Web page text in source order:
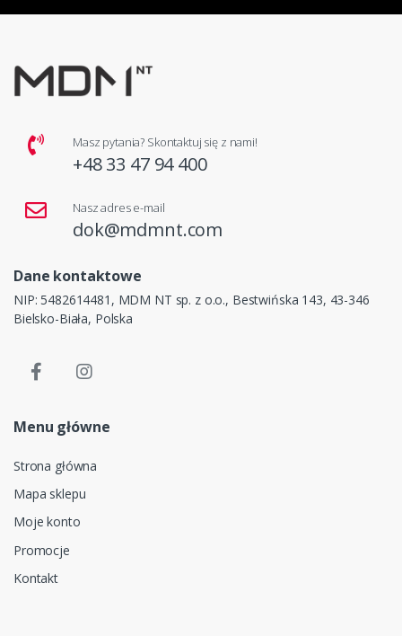
Masz pytania? Skontaktuj się z nami!
+48 33 47 94 400
Nasz adres e-mail
dok@mdmnt.com
Dane kontaktowe
NIP: 5482614481, MDM NT sp. z o.o., Bestwińska 143, 43-346
Bielsko-Biała, Polska
Menu główne
Strona główna
Mapa sklepu
Moje konto
Promocje
Kontakt